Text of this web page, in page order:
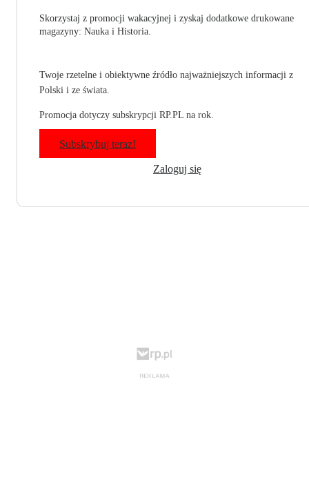
Skorzystaj z promocji wakacyjnej i zyskaj dodatkowe drukowane
magazyny: Nauka i Historia.
Twoje rzetelne i obiektywne źródło najważniejszych informacji z
Polski i ze świata.
Promocja dotyczy subskrypcji RP.PL na rok.
Subskrybuj teraz!
Zaloguj się